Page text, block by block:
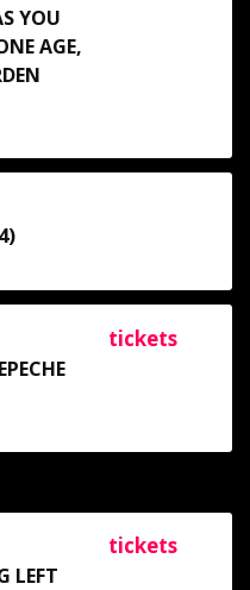
YOU
AGE,
tickets
LEFT
tickets